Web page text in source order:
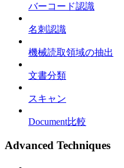
バーコード認識
名刺認識
機械読取領域の抽出
文書分類
スキャン
Document比較
Advanced Techniques